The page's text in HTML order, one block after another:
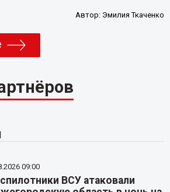
Автор: Эмилия Ткаченко
09:00
ВСУ атаковали